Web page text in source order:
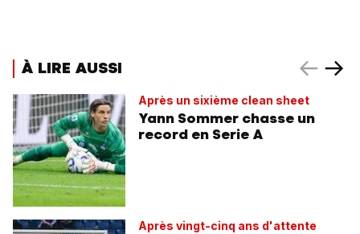
À LIRE AUSSI
Après un sixième clean sheet
Yann Sommer chasse un
record en Serie A
Après vingt-cinq ans d'attente